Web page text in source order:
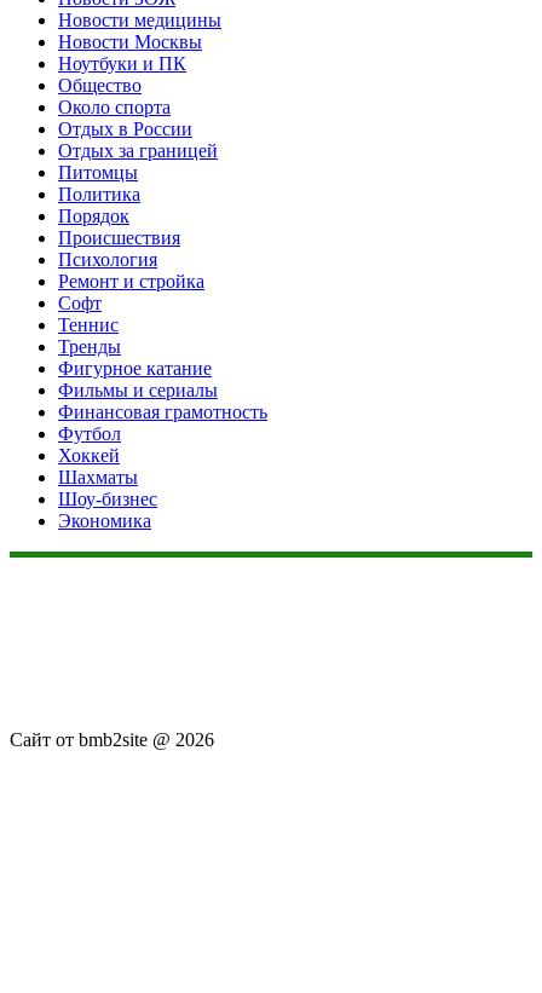
Новости медицины
Новости Москвы
Ноутбуки и ПК
Общество
Около спорта
Отдых в России
Отдых за границей
Питомцы
Политика
Порядок
Происшествия
Психология
Ремонт и стройка
Софт
Теннис
Тренды
Фигурное катание
Фильмы и сериалы
Финансовая грамотность
Футбол
Хоккей
Шахматы
Шоу-бизнес
Экономика
Сайт от bmb2site @ 2026